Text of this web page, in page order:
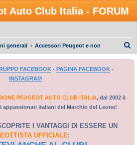
Auto Club Italia - FORUM
generali Accessori Peugeot e non
FACEBOOK- PAGINA FACEBOOK-
INSTAGRAM
PEUGEOT AUTO CLUB ITALIA, dal 2002 il
italiani del Marchio del Leone!
I VANTAGGI DI ESSERE UN
UFFICIALE: